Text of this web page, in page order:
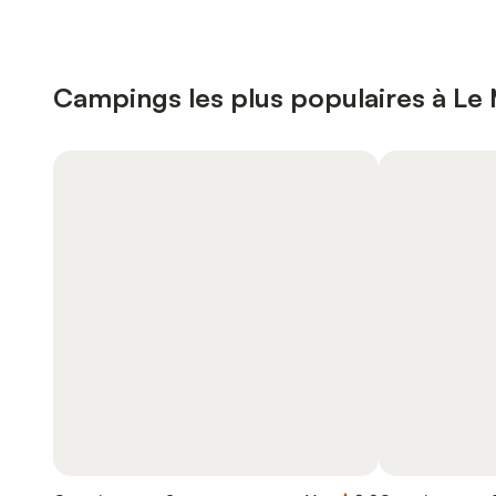
Campings les plus populaires à Le